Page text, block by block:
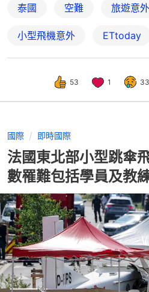
泰國 空難 旅遊意外
小型飛機意外 ETtoday
53 1 33
國際 即時國際
法國東北部小型跳
數罹難包括學員及教